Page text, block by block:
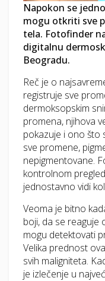
Napokon se
mogu otkriti sve
tela. Fotofinder
digitalnu
Beogradu.
Reč je o
registruje sve
dermoksopskim
promena, njihova
pokazuje i ono što
sve promene,
nepigmentovane.
kontrolnom
jednostavno vidi
Veoma je bitno
boji, da se reaguje
mogu detektovati
Velika prednost
svih maligniteta.
je izlečenje u